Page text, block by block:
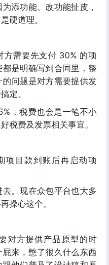
添功能、改功能扯皮，
硬道理。
方需要先支付 30% 的项
是明确写到合同里，整
问题是对方需要提供发
定。
，税费也会是一笔不小
税费及发票相关事宜。
项目款到账后再启动项
。现在众包平台也大多
操心这个。
对方提供产品原型的时
来，憋了很久什么东西